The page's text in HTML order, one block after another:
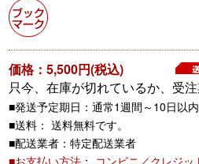
価格：5,500円(税込)
只今、在庫が切れているか、受注
■発送予定期日：通常1週間～10日以
■送料： 送料無料です。
■配送業者：特定配送業者
■お支払い方法 ： コンビニ／クレジッ